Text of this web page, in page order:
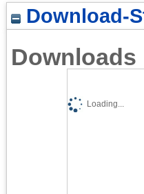
Download-
Downloads
Loading...